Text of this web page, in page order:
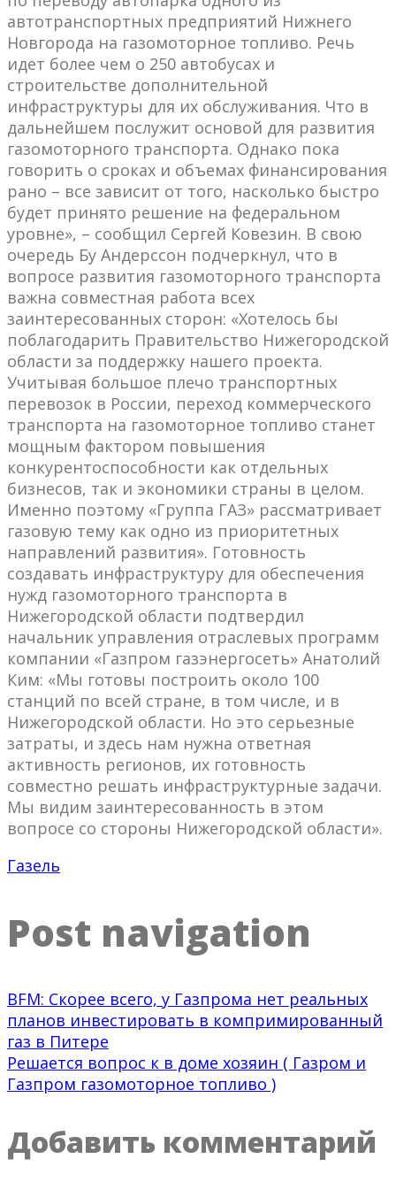
автотранспортных предприятий Нижнего
Новгорода на газомоторное топливо. Речь
идет более чем о 250 автобусах и
строительстве дополнительной
инфраструктуры для их обслуживания. Что в
дальнейшем послужит основой для развития
газомоторного транспорта. Однако пока
говорить о сроках и объемах финансирования
рано – все зависит от того, насколько быстро
будет принято решение на федеральном
уровне», – сообщил Сергей Ковезин. В свою
очередь Бу Андерссон подчеркнул, что в
вопросе развития газомоторного транспорта
важна совместная работа всех
заинтересованных сторон: «Хотелось бы
поблагодарить Правительство Нижегородской
области за поддержку нашего проекта.
Учитывая большое плечо транспортных
перевозок в России, переход коммерческого
транспорта на газомоторное топливо станет
мощным фактором повышения
конкурентоспособности как отдельных
бизнесов, так и экономики страны в целом.
Именно поэтому «Группа ГАЗ» рассматривает
газовую тему как одно из приоритетных
направлений развития». Готовность
создавать инфраструктуру для обеспечения
нужд газомоторного транспорта в
Нижегородской области подтвердил
начальник управления отраслевых программ
компании «Газпром газэнергосеть» Анатолий
Ким: «Мы готовы построить около 100
станций по всей стране, в том числе, и в
Нижегородской области. Но это серьезные
затраты, и здесь нам нужна ответная
активность регионов, их готовность
совместно решать инфраструктурные задачи.
Мы видим заинтересованность в этом
вопросе со стороны Нижегородской области».
Газель
Post navigation
BFM: Скорее всего, у Газпрома нет реальных
планов инвестировать в компримированный
газ в Питере
Решается вопрос к в доме хозяин ( Газром и
Газпром газомоторное топливо )
Добавить комментарий